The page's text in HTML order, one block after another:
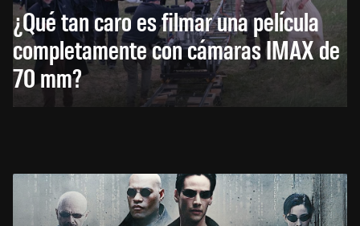
¿Qué tan caro es filmar una película
completamente con cámaras IMAX de
70 mm?